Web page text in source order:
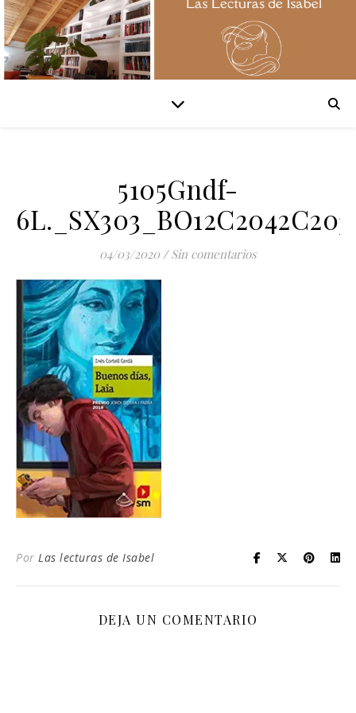
5105Gndf-
04/03/2020 / Sin comentarios
Por Las lecturas de Isabel
DEJA UN COMENTARIO